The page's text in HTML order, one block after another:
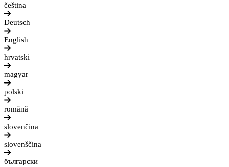
čeština
Deutsch
English
hrvatski
magyar
polski
română
slovenčina
slovenščina
български